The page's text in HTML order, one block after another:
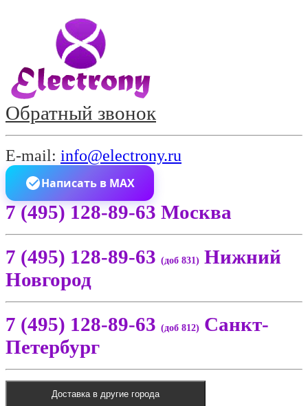
Обратный звонок
E-mail: info@electrony.ru
Написать в MAX
7 (495) 128-89-63 Москва
7 (495) 128-89-63 (доб 831) Нижний
Новгород
7 (495) 128-89-63 (доб 812) Санкт-
Петербург
Доставка в другие города